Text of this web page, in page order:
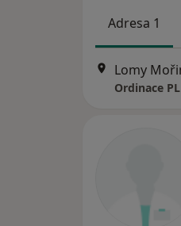
Adresa 1
Lomy
Ordinace